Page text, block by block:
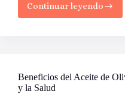
Continuar leyendo
Beneficios
del
la
Beneficios del Aceite de
y la Salud